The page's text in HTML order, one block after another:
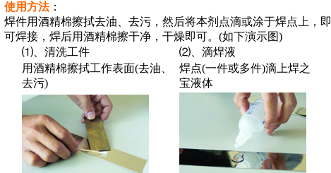
使用方法：
焊件用酒精棉擦拭去油、去污，然后将本剂点滴或涂于焊点上，即
可焊接，焊后用酒精棉擦干净，干燥即可。(如下演示图)
⑴、清洗工件
⑵、滴焊液
用酒精棉擦拭工作表面(去油、
去污)
焊点(一件或多件)滴上焊之
宝液体